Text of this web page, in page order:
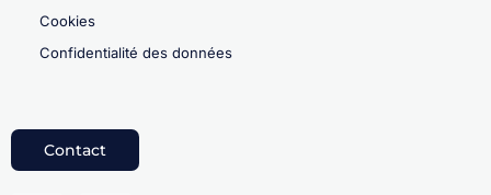
Cookies
Confidentialité des données
Contact